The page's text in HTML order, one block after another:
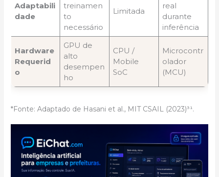
Adaptabili
dade
treinamen
to
necessário
Limitada
real
durante
inferência
Hardware
Requerid
o
GPU de
alto
desempen
ho
CPU /
Mobile
SoC
Microcontr
olador
(MCU)
*Fonte: Adaptado de Hasani et al., MIT CSAIL (2023)³¹.